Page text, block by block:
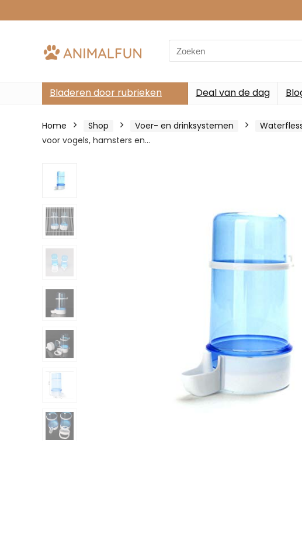
Search
for:
Bladeren door rubrieken Deal van de dag
Home Shop Voer- en drinksystemen
voor vogels, hamsters en…